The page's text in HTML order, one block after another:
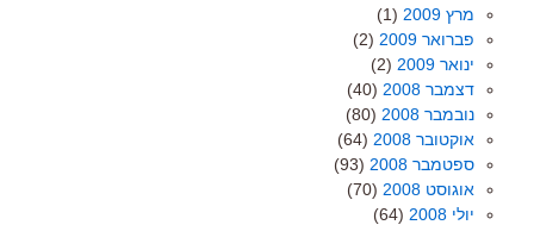
מרץ 2009
(1)
פברואר 2009
(2)
ינואר 2009
(2)
דצמבר 2008
(40)
נובמבר 2008
(80)
אוקטובר 2008
(64)
ספטמבר 2008
(93)
אוגוסט 2008
(70)
יולי 2008
(64)